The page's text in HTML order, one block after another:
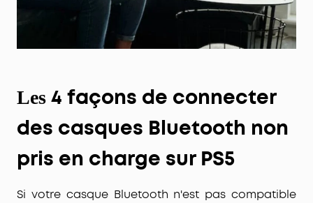
Les 4 façons de connecter
des casques Bluetooth non
pris en charge sur PS5
Si votre casque Bluetooth n'est pas compatible